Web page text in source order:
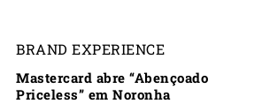
BRAND EXPERIENCE
Mastercard abre “Abençoado
Priceless” em Noronha